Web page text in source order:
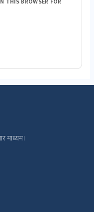
माध्यम।